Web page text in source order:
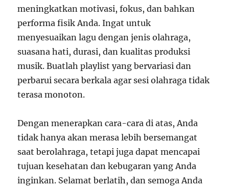
meningkatkan motivasi, fokus, dan bahkan
performa fisik Anda. Ingat untuk
menyesuaikan lagu dengan jenis olahraga,
suasana hati, durasi, dan kualitas produksi
musik. Buatlah playlist yang bervariasi dan
perbarui secara berkala agar sesi olahraga tidak
terasa monoton.
Dengan menerapkan cara-cara di atas, Anda
tidak hanya akan merasa lebih bersemangat
saat berolahraga, tetapi juga dapat mencapai
tujuan kesehatan dan kebugaran yang Anda
inginkan. Selamat berlatih, dan semoga Anda